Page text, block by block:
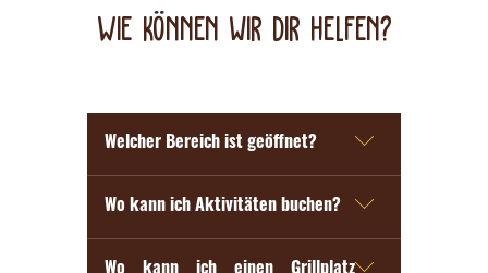
Wie können wir dir helfen?
Welcher Bereich ist geöffnet?
geöffnet
22:00Uhr
Wo kann ich Aktivitäten buchen?
Du findest alle buchbarenAktivitätenauf
unserer Homepage.
Wo kann ich einen Grillplatz